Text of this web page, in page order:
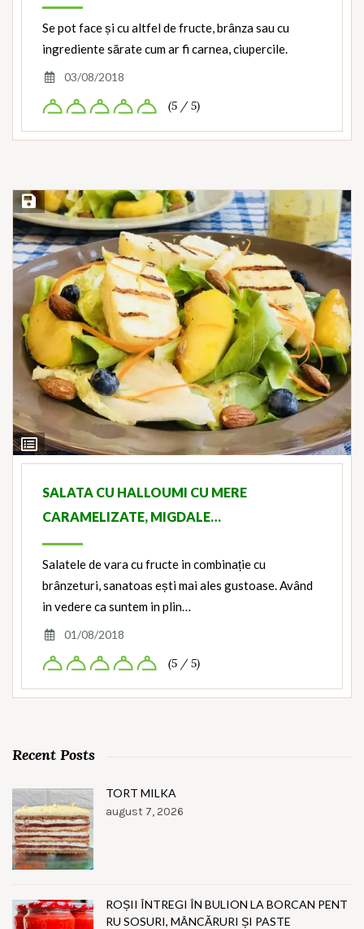
Se pot face și cu altfel de fructe, brânza sau cu
ingrediente sărate cum ar fi carnea, ciupercile.
03/08/2018
(5 / 5)
View
Ingredients
Save Recipe
SALATA CU HALLOUMI CU MERE
CARAMELIZATE, MIGDALE…
Salatele de vara cu fructe in combinație cu
brânzeturi, sanatoas ești mai ales gustoase. Având
in vedere ca suntem in plin…
01/08/2018
(5 / 5)
Recent Posts
TORT MILKA
august 7, 2026
ROȘII ÎNTREGI ÎN BULION LA BORCAN PENT
RU SOSURI, MÂNCĂRURI ȘI PASTE